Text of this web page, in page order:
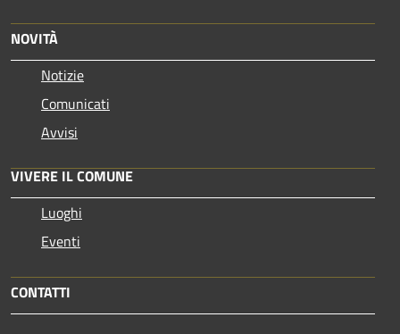
NOVITÀ
Notizie
Comunicati
Avvisi
VIVERE IL COMUNE
Luoghi
Eventi
CONTATTI